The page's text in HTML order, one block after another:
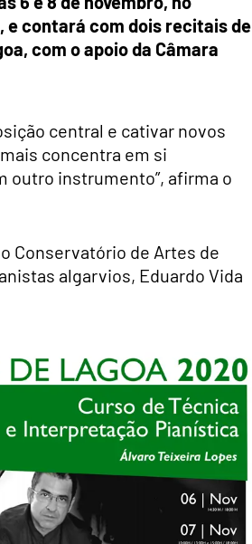
e contará com dois recitais de
com o apoio da Câmara
central e cativar novos
concentra em si
outro instrumento”, afirma o
Conservatório de Artes de
algarvios, Eduardo Vida